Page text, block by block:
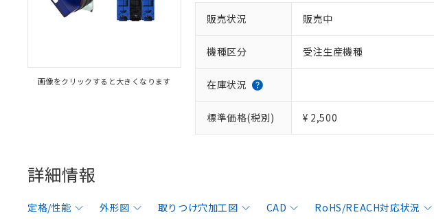
画像をクリックすると大きくなります
販売状況 販売中
機種区分 受注生産機種
在庫状況
標準価格(税別) ¥ 2,500
詳細情報
定格/性能 外形図 取りつけ穴加工図 CAD RoHS/REACH対応状況